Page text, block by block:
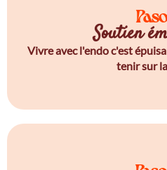
Soutien
Vivre avec l'endo c'est
tenir sur